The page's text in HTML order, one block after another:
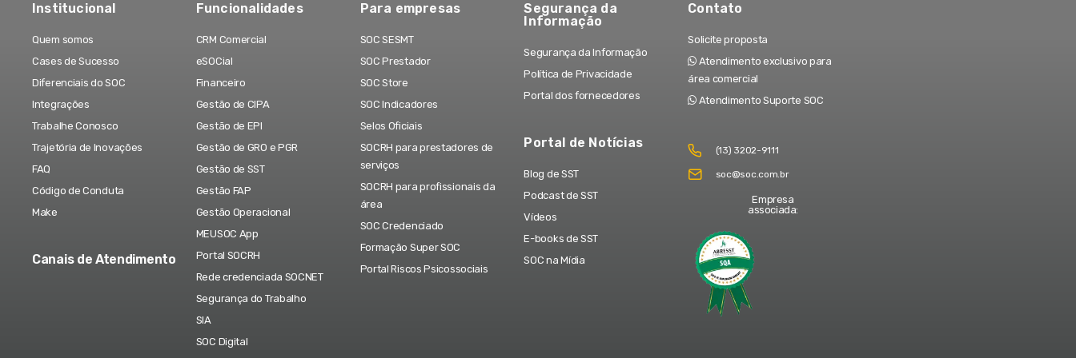
Institucional
Quem somos
Cases de Sucesso
Diferenciais do SOC
Integrações
Trabalhe Conosco
Trajetória de Inovações
FAQ
Código de Conduta
Make
Canais de Atendimento
Funcionalidades
CRM Comercial
eSOCial
Financeiro
Gestão de CIPA
Gestão de EPI
Gestão de GRO e PGR
Gestão de SST
Gestão FAP
Gestão Operacional
MEUSOC App
Portal SOCRH
Rede credenciada SOCNET
Segurança do Trabalho
SIA
SOC Digital
Para empresas
SOC SESMT
SOC Prestador
SOC Store
SOC Indicadores
Selos Oficiais
SOCRH para prestadores de
serviços
SOCRH para profissionais da
área
SOC Credenciado
Formação Super SOC
Portal Riscos Psicossociais
Segurança da
Informação
Segurança da Informação
Política de Privacidade
Portal dos fornecedores
Portal de Notícias
Blog de SST
Podcast de SST
Vídeos
E-books de SST
SOC na Mídia
Contato
Solicite proposta
Atendimento exclusivo para
área comercial
Atendimento Suporte SOC
(13) 3202-9111
soc@soc.com.br
Empresa
associada: